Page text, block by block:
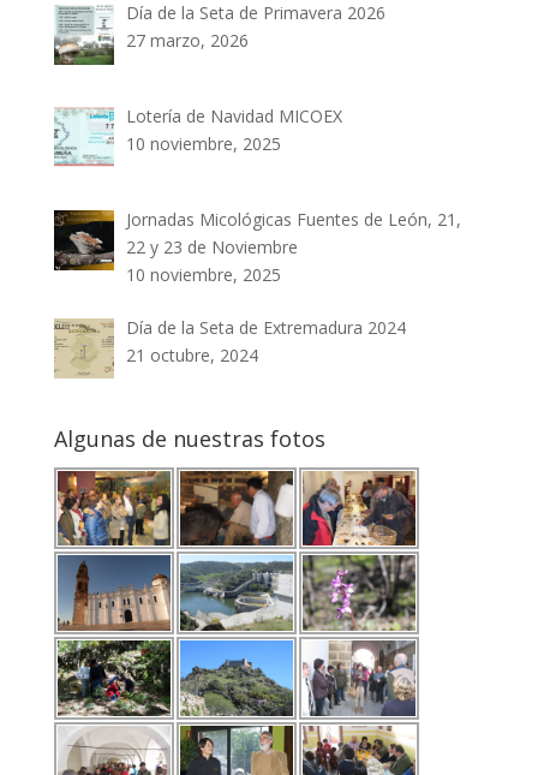
Día de la Seta de Primavera 2026
27 marzo, 2026
Lotería de Navidad MICOEX
10 noviembre, 2025
Jornadas Micológicas Fuentes de León, 21,
22 y 23 de Noviembre
10 noviembre, 2025
Día de la Seta de Extremadura 2024
21 octubre, 2024
Algunas de nuestras fotos